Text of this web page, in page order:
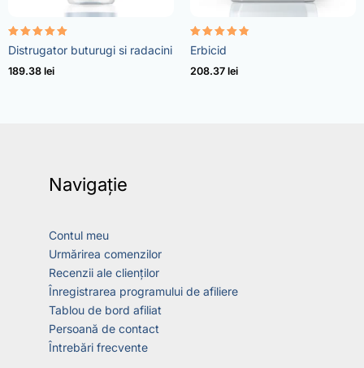
Evaluat la
5.00
din 5
Distrugator buturugi si radacini
189.38 lei
Evaluat la
4.73
din 5
Erbicid
208.37 lei
Navigație
Contul meu
Urmărirea comenzilor
Recenzii ale clienților
Înregistrarea programului de afiliere
Tablou de bord afiliat
Persoană de contact
Întrebări frecvente